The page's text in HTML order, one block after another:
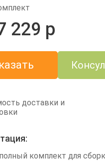
229 р
доставки и
комплект для